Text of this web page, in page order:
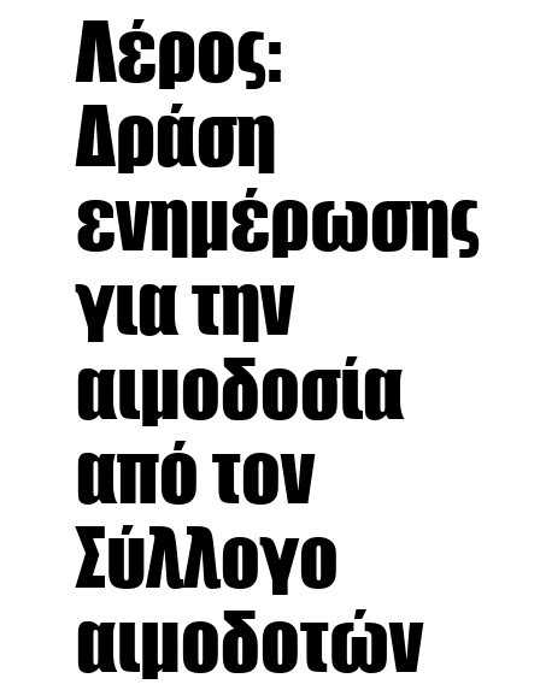
Λέρος:
Δράση
ενημέρωσης
για την
αιμοδοσία
από τον
Σύλλογο
αιμοδοτών